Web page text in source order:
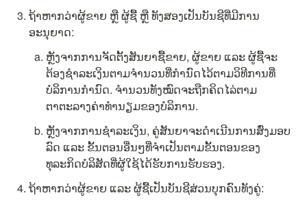
ຖ້າຫາກວ່າຜູ້ຂາຍ ຫຼື ຜູ້ຊື້ ຫຼື ທັງສອງເປັນບັນຊີທີ່ມີການ
ອະນຸຍາດ:
ຫຼັງຈາກການຈັດຕັ້ງສັນຍາຊື້ຂາຍ, ຜູ້ຂາຍ ແລະ ຜູ້ຊື້ຈະ
ຕ້ອງຊຳລະເງິນຕາມຈຳນວນທີ່ກຳນົດໄວ້ຕາມວິທີການທີ່
ບໍລິການກຳນົດ. ຈຳນວນທັງໝົດຈະຖືກຄິດໄລ່ຕາມ
ຕາຕະລາງຄ່າທຳນຽມຂອງບໍລິການ.
ຫຼັງຈາກການຊຳລະເງິນ, ຄູ່ສັນຍາຈະດຳເນີນການສົ່ງມອບ
ລົດ ແລະ ຂັ້ນຕອນອື່ນໆທີ່ຈຳເປັນຕາມຂັ້ນຕອນຂອງ
ທຸລະກິດບໍລິສັດທີ່ຜູ້ໃຊ້ໄດ້ຮັບການຮັບຮອງ.
ຖ້າຫາກວ່າຜູ້ຂາຍ ແລະ ຜູ້ຊື້ເປັນບັນຊີສ່ວນບຸກຄົນທັງຄູ່: